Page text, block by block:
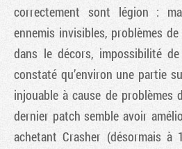
correctement sont légion :
ennemis invisibles, problèmes
dans le décors, impossibilité
constaté qu’environ une partie
injouable à cause de problèmes
dernier patch semble avoir
achetantCrasher (désormais à